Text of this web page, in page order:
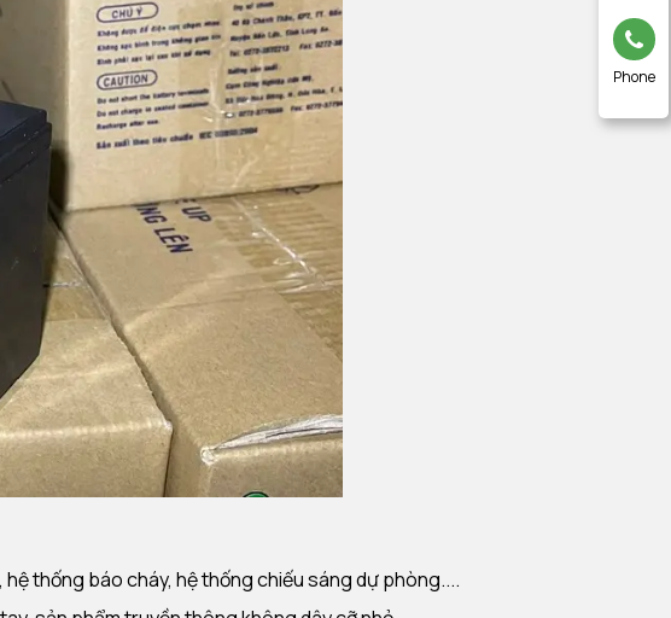
Phone
thống báo cháy, hệ thống chiếu sáng dự phòng....